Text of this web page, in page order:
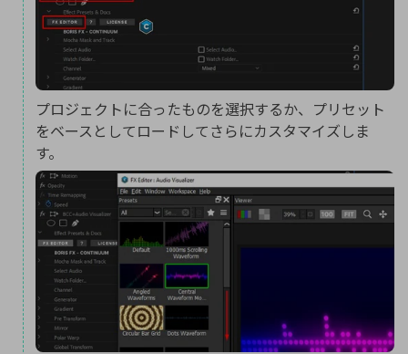
プロジェクトに合ったものを選択するか、プリセット
をベースとしてロードしてさらにカスタマイズしま
す。